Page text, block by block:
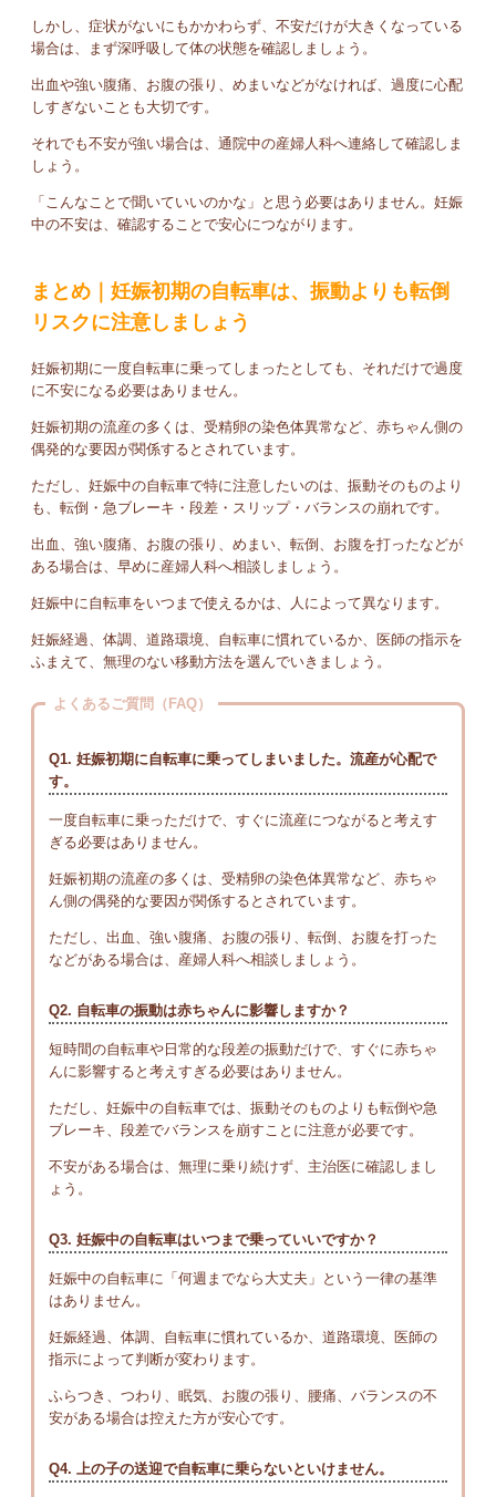
しかし、症状がないにもかかわらず、不安だけが大きくなっている
場合は、まず深呼吸して体の状態を確認しましょう。
出血や強い腹痛、お腹の張り、めまいなどがなければ、過度に心配
しすぎないことも大切です。
それでも不安が強い場合は、通院中の産婦人科へ連絡して確認しま
しょう。
「こんなことで聞いていいのかな」と思う必要はありません。妊娠
中の不安は、確認することで安心につながります。
まとめ｜妊娠初期の自転車は、振動よりも転倒
リスクに注意しましょう
妊娠初期に一度自転車に乗ってしまったとしても、それだけで過度
に不安になる必要はありません。
妊娠初期の流産の多くは、受精卵の染色体異常など、赤ちゃん側の
偶発的な要因が関係するとされています。
ただし、妊娠中の自転車で特に注意したいのは、振動そのものより
も、転倒・急ブレーキ・段差・スリップ・バランスの崩れです。
出血、強い腹痛、お腹の張り、めまい、転倒、お腹を打ったなどが
ある場合は、早めに産婦人科へ相談しましょう。
妊娠中に自転車をいつまで使えるかは、人によって異なります。
妊娠経過、体調、道路環境、自転車に慣れているか、医師の指示を
ふまえて、無理のない移動方法を選んでいきましょう。
よくあるご質問（FAQ）
Q1. 妊娠初期に自転車に乗ってしまいました。流産が心配で
す。
一度自転車に乗っただけで、すぐに流産につながると考えす
ぎる必要はありません。
妊娠初期の流産の多くは、受精卵の染色体異常など、赤ちゃ
ん側の偶発的な要因が関係するとされています。
ただし、出血、強い腹痛、お腹の張り、転倒、お腹を打った
などがある場合は、産婦人科へ相談しましょう。
Q2. 自転車の振動は赤ちゃんに影響しますか？
短時間の自転車や日常的な段差の振動だけで、すぐに赤ちゃ
んに影響すると考えすぎる必要はありません。
ただし、妊娠中の自転車では、振動そのものよりも転倒や急
ブレーキ、段差でバランスを崩すことに注意が必要です。
不安がある場合は、無理に乗り続けず、主治医に確認しまし
ょう。
Q3. 妊娠中の自転車はいつまで乗っていいですか？
妊娠中の自転車に「何週までなら大丈夫」という一律の基準
はありません。
妊娠経過、体調、自転車に慣れているか、道路環境、医師の
指示によって判断が変わります。
ふらつき、つわり、眠気、お腹の張り、腰痛、バランスの不
安がある場合は控えた方が安心です。
Q4. 上の子の送迎で自転車に乗らないといけません。